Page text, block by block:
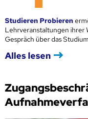
Studieren Probieren
Lehrveranstaltungen ihrer
Gespräch über das
Alles lesen